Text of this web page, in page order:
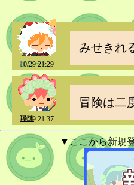
みせきれ
ゆびっち
10/29 21:29
冒険は二
殺陣
10/29 21:37
▼ここから新規